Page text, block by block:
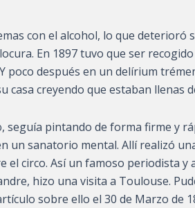
con el alcohol, lo que deterioró
En 1897 tuvo que ser
poco después en un delírium
casa creyendo que estaban llenas
seguía pintando de forma firme y
un sanatorio mental. Allí realizó
el circo. Así un famoso periodista y
hizo una visita a Toulouse.
sobre ello el 30 de Marzo de